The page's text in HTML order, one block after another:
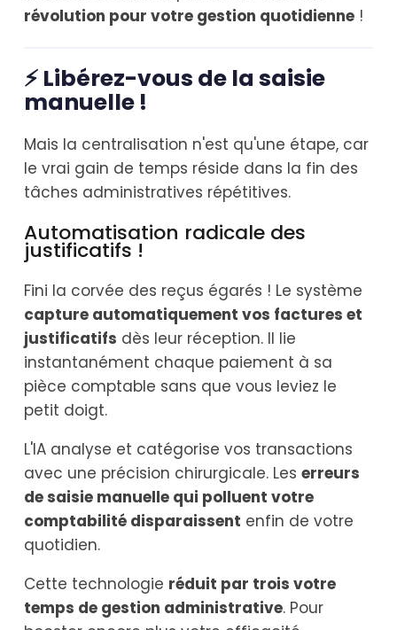
révolution pour votre gestion quotidienne !
⚡ Libérez-vous de la saisie
manuelle !
Mais la centralisation n'est qu'une étape, car
le vrai gain de temps réside dans la fin des
tâches administratives répétitives.
Automatisation radicale des
justificatifs !
Fini la corvée des reçus égarés ! Le système
capture automatiquement vos factures et
justificatifs dès leur réception. Il lie
instantanément chaque paiement à sa
pièce comptable sans que vous leviez le
petit doigt.
L'IA analyse et catégorise vos transactions
avec une précision chirurgicale. Les erreurs
de saisie manuelle qui polluent votre
comptabilité disparaissent enfin de votre
quotidien.
Cette technologie réduit par trois votre
temps de gestion administrative. Pour